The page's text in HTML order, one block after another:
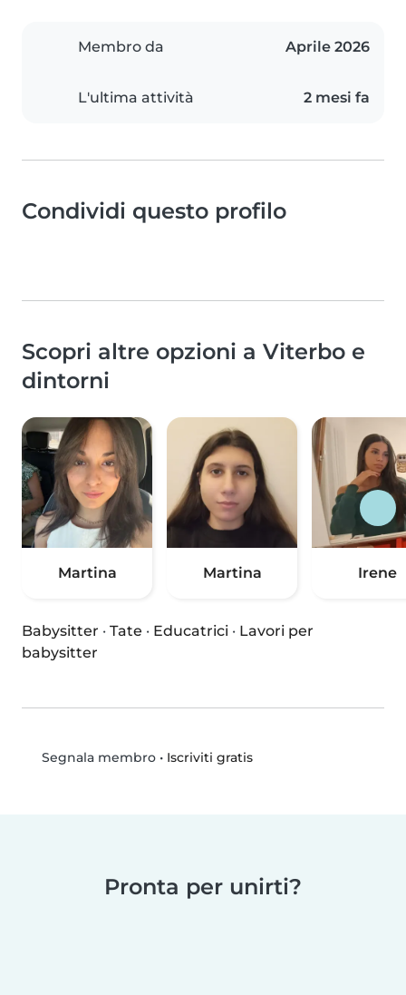
Membro da Aprile 2026
L'ultima attività 2 mesi fa
Condividi questo profilo
Scopri altre opzioni a Viterbo e
dintorni
Martina Martina Irene
Babysitter · Tate · Educatrici · Lavori per
babysitter
Segnala membro• Iscriviti gratis
Pronta per unirti?